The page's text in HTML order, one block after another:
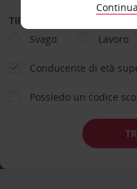
TIPOLOGIA DI NOLEGGIO
Svago
Lavoro
Conducente di età
Possiedo un codice